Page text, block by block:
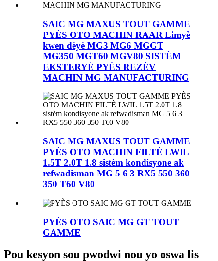
SAIC MG MAXUS TOUT GAMME
PYÈS OTO MACHIN RAAR Limyè
kwen dèyè MG3 MG6 MGGT
MG350 MGT60 MGV80 SISTÈM
EKSTERYÈ PYÈS REZÈV
MACHIN MG MANUFACTURING
SAIC MG MAXUS TOUT GAMME
PYÈS OTO MACHIN FILTÈ LWIL
1.5T 2.0T 1.8 sistèm kondisyone ak
refwadisman MG 5 6 3 RX5 550 360
350 T60 V80
PYÈS OTO SAIC MG GT TOUT
GAMME
Pou kesyon sou pwodwi nou yo oswa lis